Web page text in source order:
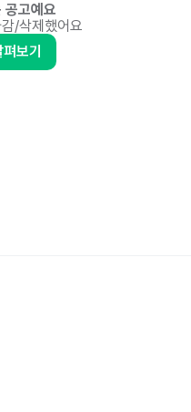
공고예요
/삭제했어요
보기